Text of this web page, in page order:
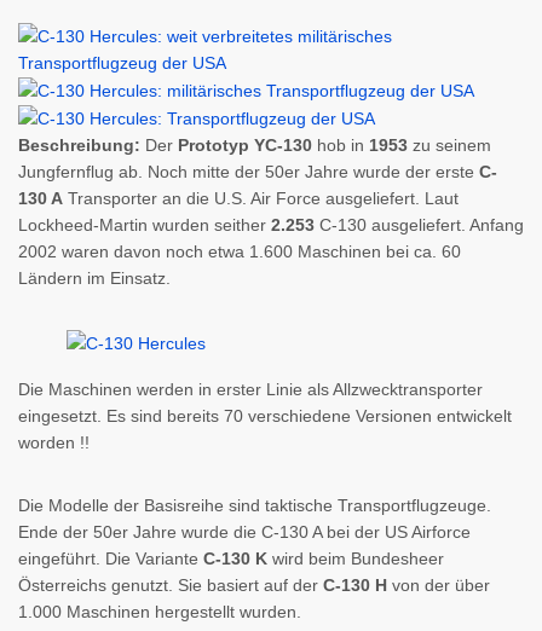
Beschreibung: Der Prototyp YC-130 hob in 1953 zu seinem
Jungfernflug ab. Noch mitte der 50er Jahre wurde der erste C-
130 A Transporter an die U.S. Air Force ausgeliefert. Laut
Lockheed-Martin wurden seither 2.253 C-130 ausgeliefert. Anfang
2002 waren davon noch etwa 1.600 Maschinen bei ca. 60
Ländern im Einsatz.
Die Maschinen werden in erster Linie als Allzwecktransporter
eingesetzt. Es sind bereits 70 verschiedene Versionen entwickelt
worden !!
Die Modelle der Basisreihe sind taktische Transportflugzeuge.
Ende der 50er Jahre wurde die C-130 A bei der US Airforce
eingeführt. Die Variante C-130 K wird beim Bundesheer
Österreichs genutzt. Sie basiert auf der C-130 H von der über
1.000 Maschinen hergestellt wurden.